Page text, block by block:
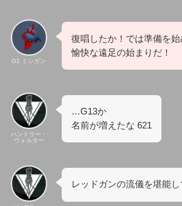
G1 ミシガン
復唱したか！では準備を始
愉快な遠足の始まりだ！
ハンドラー・
ウォルター
…G13か
名前が増えたな 621
レッドガンの流儀を堪能し